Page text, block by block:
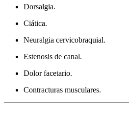
Dorsalgia.
Ciática.
Neuralgia cervicobraquial.
Estenosis de canal.
Dolor facetario.
Contracturas musculares.